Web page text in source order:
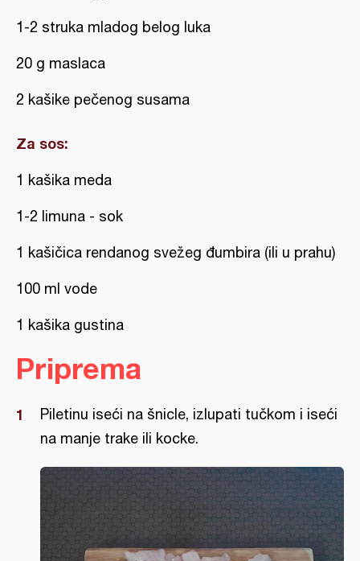
1-2 struka mladog belog luka
20 g maslaca
2 kašike pečenog susama
Za sos:
1 kašika meda
1-2 limuna - sok
1 kašičica rendanog svežeg đumbira (ili u prahu)
100 ml vode
1 kašika gustina
Priprema
Piletinu iseći na šnicle, izlupati tučkom i iseći
na manje trake ili kocke.